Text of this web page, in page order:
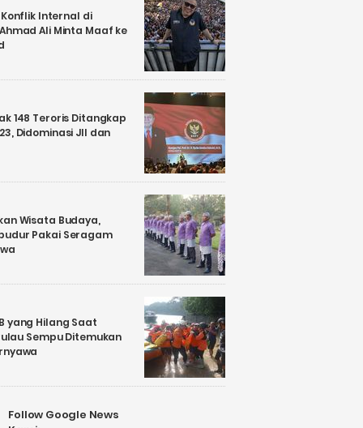
Internal di
Ali Minta Maaf ke
148 Teroris Ditangkap
Didominasi JII dan
Wisata Budaya,
Pakai Seragam
yang Hilang Saat
Sempu Ditemukan
Follow Google News